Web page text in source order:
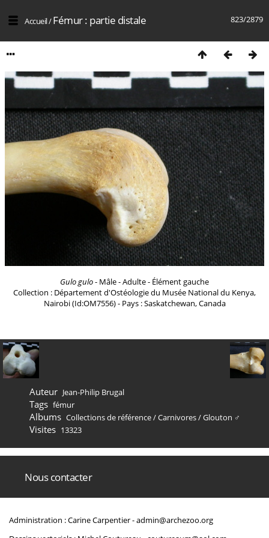
823/2879
Accueil/Fémur : partie distale
Gulo gulo- Mâle - Adulte - Élément gauche
Collection : Département d'Ostéologie du Musée National du Kenya,
Nairobi (Id:OM7556) - Pays : Saskatchewan, Canada
Auteur Jean-Philip Brugal
Tags fémur
Albums Collections de référence/Carnivores/Glouton ♂
Visites 13323
Nous contacter
Administration : Carine Carpentier -admin@archezoo.org